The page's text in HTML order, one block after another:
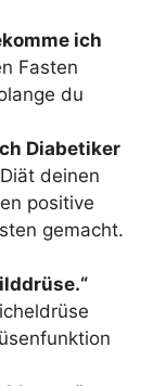
ich
Fasten
du
Diabetiker
deinen
positive
gemacht.